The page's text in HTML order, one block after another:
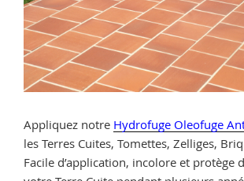
Appliquez notre Hydrofuge Oleofuge
les Terres Cuites, Tomettes, Zelliges,
Facile d’application, incolore et protège